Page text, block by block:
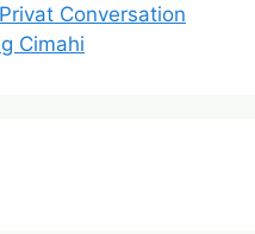
Conversation
Cimahi